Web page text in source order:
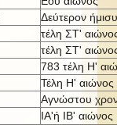
Δεύτερον
τέλη ΣΤ'
τέλη ΣΤ'
783 τέλη Η'
Τέλη Η' αιώνος
Αγνώστου
ΙΑ'ή IB' αιώνος